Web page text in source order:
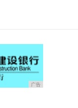
广告